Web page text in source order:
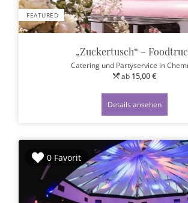
FEATURED
„Zuckertusch“ –
Catering und Partyservice in
ab 15,00 €
Details ansehen
0 Favorit